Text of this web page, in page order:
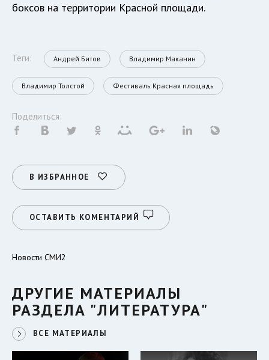
боксов на территории Красной площади.
Теги: Андрей Битов Владимир Маканин
Владимир Толстой Фестиваль Красная площадь
Поделиться:
В ИЗБРАННОЕ
ОСТАВИТЬ КОМЕНТАРИЙ
Новости СМИ2
ДРУГИЕ МАТЕРИАЛЫ
РАЗДЕЛА "ЛИТЕРАТУРА"
ВСЕ МАТЕРИАЛЫ